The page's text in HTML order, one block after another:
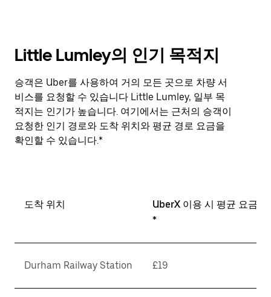
Little Lumley의 인기 목적지
승객은 Uber를 사용하여 거의 모든 곳으로 차량 서
비스를 요청할 수 있습니다 Little Lumley, 일부 목
적지는 인기가 높습니다. 여기에서는 근처의 승객이
요청한 인기 경로와 도착 위치와 평균 경로 요금을
확인할 수 있습니다.*
도착 위치
UberX 이용 시 평균 요금
*
Durham Railway Station £19